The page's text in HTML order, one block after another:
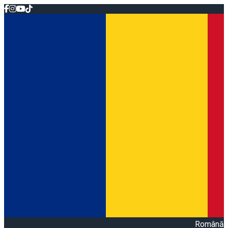
Română